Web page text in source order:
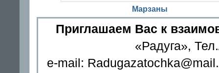
Марзаны
Приглашаем Вас к
«Радуга»,
e-mail: